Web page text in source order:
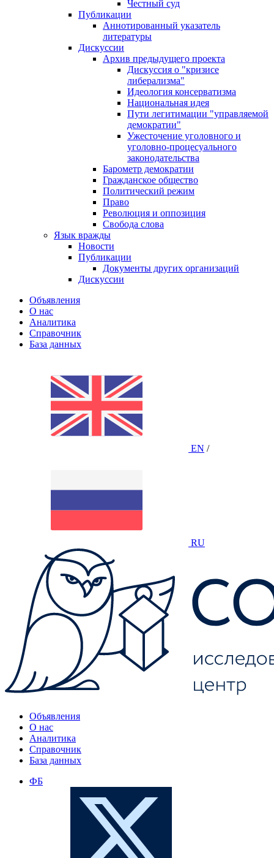
Честный суд
Публикации
Аннотированный указатель
литературы
Дискуссии
Архив предыдущего проекта
Дискуссия о "кризисе
либерализма"
Идеология консерватизма
Национальная идея
Пути легитимации "управляемой
демократии"
Ужесточение уголовного и
уголовно-процесуального
законодательства
Барометр демократии
Гражданское общество
Политический режим
Право
Революция и оппозиция
Свобода слова
Язык вражды
Новости
Публикации
Документы других организаций
Дискуссии
Объявления
О нас
Аналитика
Справочник
База данных
EN /
RU
Объявления
О нас
Аналитика
Справочник
База данных
ФБ